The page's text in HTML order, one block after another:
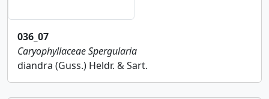
036_07
CaryophyllaceaeSpergularia
diandra (Guss.) Heldr. & Sart.